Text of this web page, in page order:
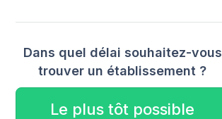
Dans quel délai souhaitez-vous
trouver un établissement ?
Le plus tôt possible